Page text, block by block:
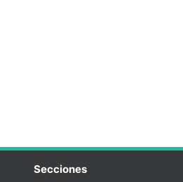
Secciones